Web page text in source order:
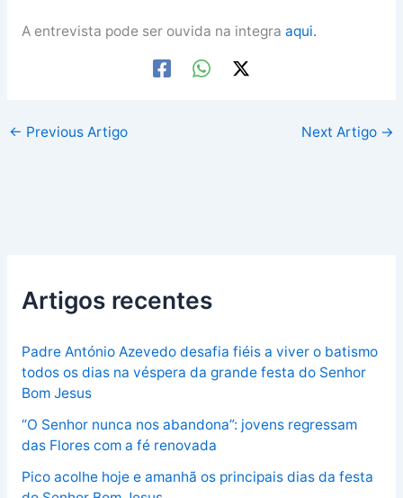
A entrevista pode ser ouvida na integra aqui.
← Previous Artigo Next Artigo →
Artigos recentes
Padre António Azevedo desafia fiéis a viver o batismo
todos os dias na véspera da grande festa do Senhor
Bom Jesus
“O Senhor nunca nos abandona”: jovens regressam
das Flores com a fé renovada
Pico acolhe hoje e amanhã os principais dias da festa